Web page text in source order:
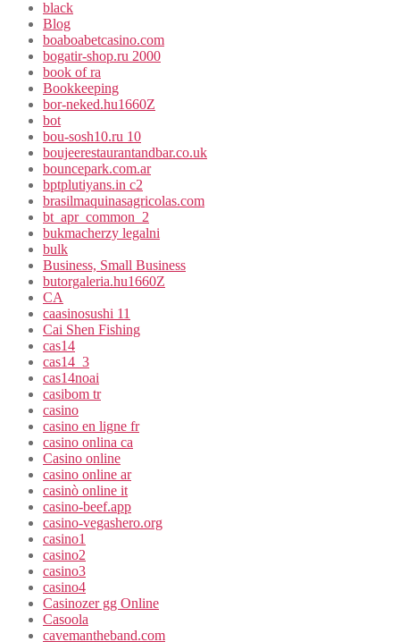
black
Blog
boaboabetcasino.com
bogatir-shop.ru 2000
book of ra
Bookkeeping
bor-neked.hu1660Z
bot
bou-sosh10.ru 10
boujeerestaurantandbar.co.uk
bouncepark.com.ar
bptplutiyans.in c2
brasilmaquinasagricolas.com
bt_apr_common_2
bukmacherzy legalni
bulk
Business, Small Business
butorgaleria.hu1660Z
CA
caasinosushi 11
Cai Shen Fishing
cas14
cas14_3
cas14noai
casibom tr
casino
casino en ligne fr
casino onlina ca
Casino online
casino online ar
casinò online it
casino-beef.app
casino-vegashero.org
casino1
casino2
casino3
casino4
Casinozer gg Online
Casoola
cavemantheband.com